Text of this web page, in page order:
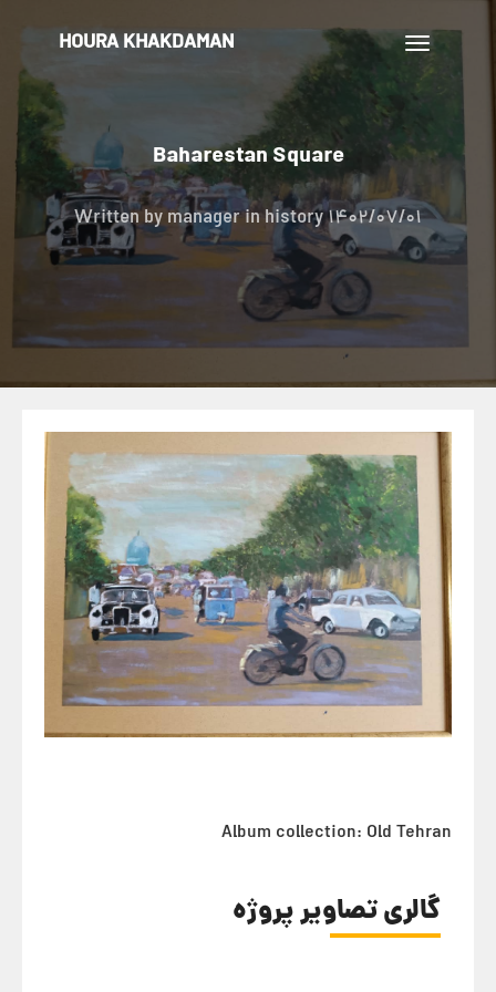
تغییر
ناوبری
HOURA KHAKDAMAN
Baharestan Square
Written bymanagerin history1402/07/01
Album collection: Old Tehran
گالری تصاویر پروژه